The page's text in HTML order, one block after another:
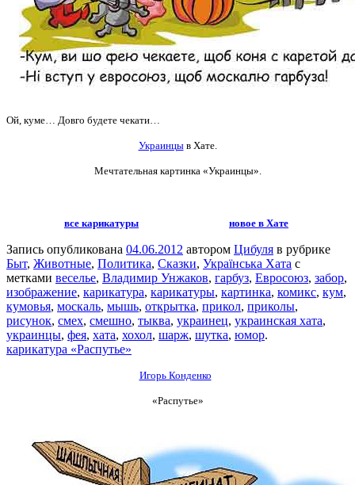
Ой, куме… Довго будете чекати…
Украинцыв Хате.
Мечтательная картинка «Украинцы».
все карикатуры новое в Хате
Запись опубликована 04.06.2012 автором Цибуля в рубрике
Быт, Животные, Политика, Сказки, Українська Хата с
метками веселье, Владимир Унжаков, гарбуз, Евросоюз, забор,
изображение, карикатура, карикатуры, картинка, комикс, кум,
кумовья, москаль, мышь, открытка, прикол, приколы,
рисунок, смех, смешно, тыква, украинец, украинская хата,
украинцы, фея, хата, хохол, шарж, шутка, юмор.
карикатура «Распутье»
Игорь Конденко
«Распутье»